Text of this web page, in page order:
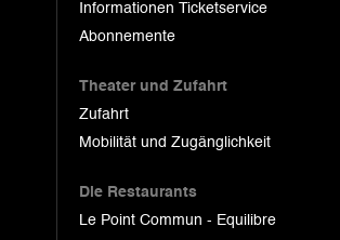
Informationen Ticketservice
Abonnemente
Theater und Zufahrt
Zufahrt
Mobilität und Zugänglichkeit
Die Restaurants
Le Point Commun - Equilibre